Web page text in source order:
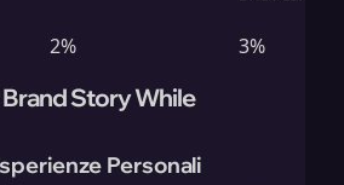
2% 3%
Story While
Personali